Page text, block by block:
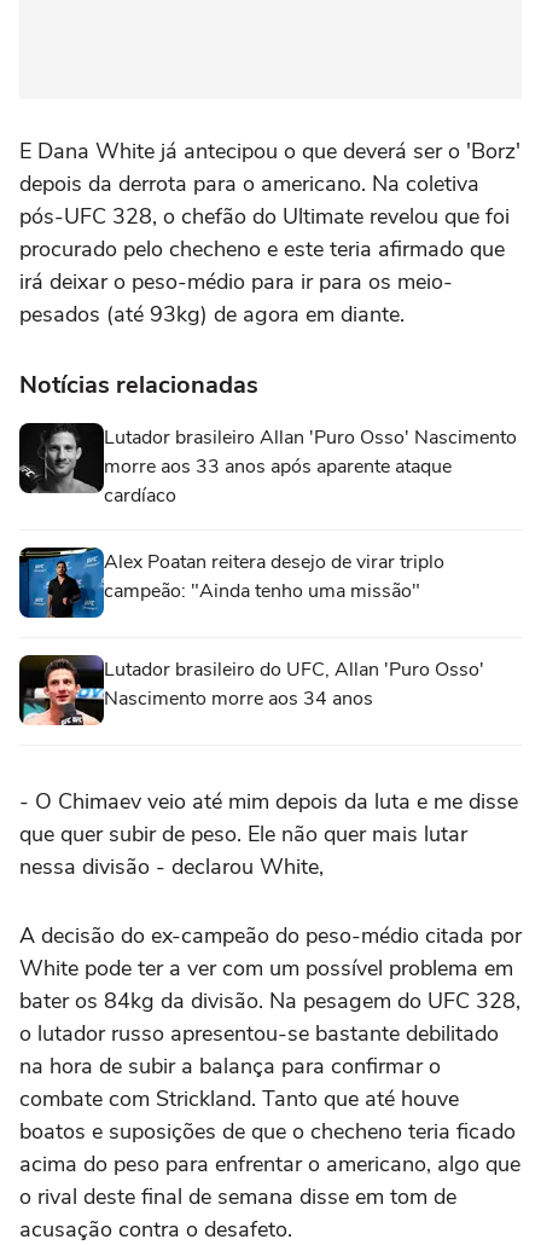
E Dana White já antecipou o que deverá ser o 'Borz'
depois da derrota para o americano. Na coletiva
pós-UFC 328, o chefão do Ultimate revelou que foi
procurado pelo checheno e este teria afirmado que
irá deixar o peso-médio para ir para os meio-
pesados (até 93kg) de agora em diante.
Notícias relacionadas
Lutador brasileiro Allan 'Puro Osso' Nascimento
morre aos 33 anos após aparente ataque
cardíaco
Alex Poatan reitera desejo de virar triplo
campeão: "Ainda tenho uma missão"
Lutador brasileiro do UFC, Allan 'Puro Osso'
Nascimento morre aos 34 anos
- O Chimaev veio até mim depois da luta e me disse
que quer subir de peso. Ele não quer mais lutar
nessa divisão - declarou White,
A decisão do ex-campeão do peso-médio citada por
White pode ter a ver com um possível problema em
bater os 84kg da divisão. Na pesagem do UFC 328,
o lutador russo apresentou-se bastante debilitado
na hora de subir a balança para confirmar o
combate com Strickland. Tanto que até houve
boatos e suposições de que o checheno teria ficado
acima do peso para enfrentar o americano, algo que
o rival deste final de semana disse em tom de
acusação contra o desafeto.